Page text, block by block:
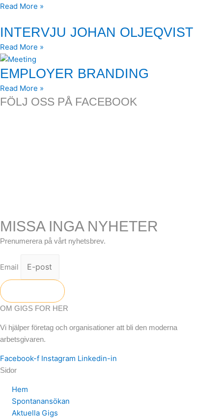
Read More »
INTERVJU JOHAN OLJEQVIST
Read More »
EMPLOYER BRANDING
Read More »
FÖLJ OSS PÅ FACEBOOK
MISSA INGA NYHETER
Prenumerera på vårt nyhetsbrev.
Email
OM GIGS FOR HER
Vi hjälper företag och organisationer att bli den moderna
arbetsgivaren.
Facebook-f Instagram Linkedin-in
Sidor
Hem
Spontanansökan
Aktuella Gigs